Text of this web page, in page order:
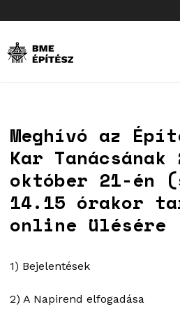
Meghívó az
Kar Tanácsának
október 21-én
14.15 órakor
online ülésére
1) Bejelentések
2) A Napirend elfogadása